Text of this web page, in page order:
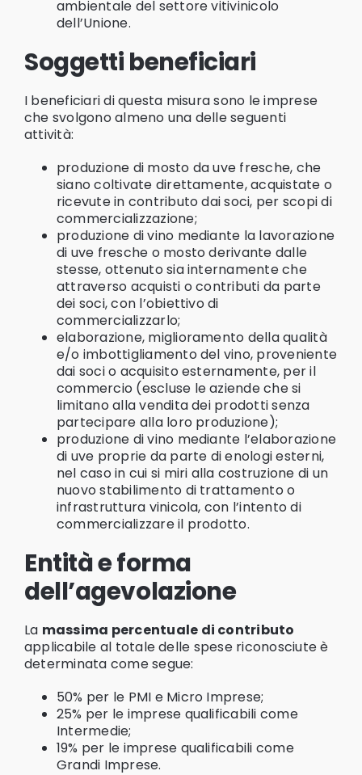
ambientale del settore vitivinicolo
dell’Unione.
Soggetti beneficiari
I beneficiari di questa misura sono le imprese
che svolgono almeno una delle seguenti
attività:
produzione di mosto da uve fresche, che
siano coltivate direttamente, acquistate o
ricevute in contributo dai soci, per scopi di
commercializzazione;
produzione di vino mediante la lavorazione
di uve fresche o mosto derivante dalle
stesse, ottenuto sia internamente che
attraverso acquisti o contributi da parte
dei soci, con l’obiettivo di
commercializzarlo;
elaborazione, miglioramento della qualità
e/o imbottigliamento del vino, proveniente
dai soci o acquisito esternamente, per il
commercio (escluse le aziende che si
limitano alla vendita dei prodotti senza
partecipare alla loro produzione);
produzione di vino mediante l’elaborazione
di uve proprie da parte di enologi esterni,
nel caso in cui si miri alla costruzione di un
nuovo stabilimento di trattamento o
infrastruttura vinicola, con l’intento di
commercializzare il prodotto.
Entità e forma
dell’agevolazione
La massima percentuale di contributo
applicabile al totale delle spese riconosciute è
determinata come segue:
50% per le PMI e Micro Imprese;
25% per le imprese qualificabili come
Intermedie;
19% per le imprese qualificabili come
Grandi Imprese.